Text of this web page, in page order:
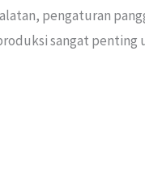
pengaturan
sangat